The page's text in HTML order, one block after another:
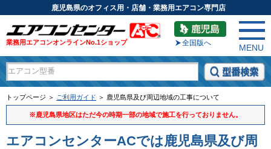
鹿児島県のオフィス用・店舗・業務用エアコン専門店
業務用エアコンオンラインNo.1ショップ 全国版へ
MENU
トップページ ＞ ご利用ガイド ＞ 鹿児島県及び周辺地域の工事について
※鹿児島県地区はただ今の時期一部の地域で施工を行っておりません。
エアコンセンターACでは鹿児島県及び周